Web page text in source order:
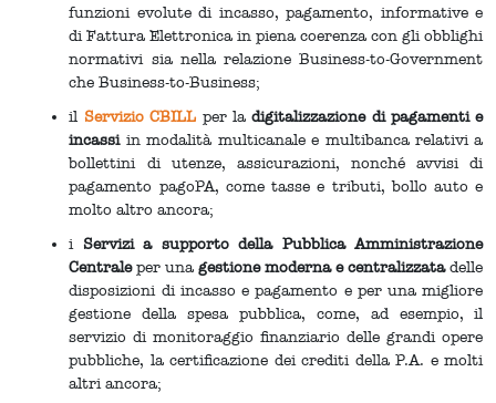
funzioni evolute di incasso, pagamento, informative e
di Fattura Elettronica in piena coerenza con gli obblighi
normativi sia nella relazione Business-to-Government
che Business-to-Business;
il Servizio CBILL per ladigitalizzazione di pagamenti e
incassiin modalità multicanale e multibanca relativi a
bollettini di utenze, assicurazioni, nonché avvisi di
pagamento pagoPA, come tasse e tributi, bollo auto e
molto altro ancora;
i Servizi a supporto della Pubblica Amministrazione
Centraleper unagestione moderna e centralizzatadelle
disposizioni di incasso e pagamento e per una migliore
gestione della spesa pubblica, come, ad esempio, il
servizio di monitoraggio finanziario delle grandi opere
pubbliche, la certificazione dei crediti della P.A. e molti
altri ancora;